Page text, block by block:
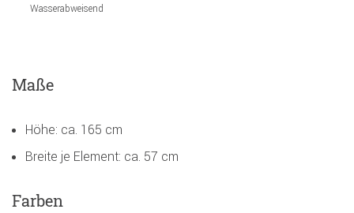
Wasserabweisend
Maße
Höhe: ca. 165 cm
Breite je Element: ca. 57 cm
Farben